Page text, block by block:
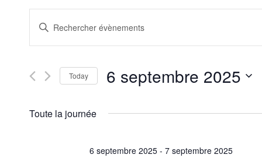
et
navigation
vues
Saisir
mot-
par
mot-
Today 6 septembre 2025
date.
Toute la journée
6 septembre 2025 -7 septembre 2025